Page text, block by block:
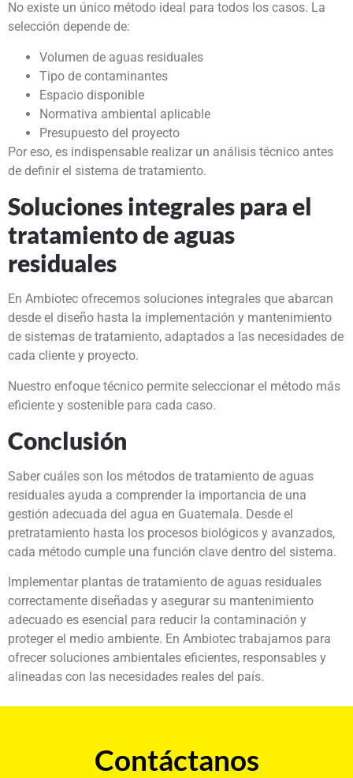
No existe un único método ideal para todos los casos. La
selección depende de:
Volumen de aguas residuales
Tipo de contaminantes
Espacio disponible
Normativa ambiental aplicable
Presupuesto del proyecto
Por eso, es indispensable realizar un análisis técnico antes
de definir el sistema de tratamiento.
Soluciones integrales para el
tratamiento de aguas
residuales
En Ambiotec ofrecemos soluciones integrales que abarcan
desde el diseño hasta la implementación y mantenimiento
de sistemas de tratamiento, adaptados a las necesidades de
cada cliente y proyecto.
Nuestro enfoque técnico permite seleccionar el método más
eficiente y sostenible para cada caso.
Conclusión
Saber cuáles son los métodos de tratamiento de aguas
residuales ayuda a comprender la importancia de una
gestión adecuada del agua en Guatemala. Desde el
pretratamiento hasta los procesos biológicos y avanzados,
cada método cumple una función clave dentro del sistema.
Implementar plantas de tratamiento de aguas residuales
correctamente diseñadas y asegurar su mantenimiento
adecuado es esencial para reducir la contaminación y
proteger el medio ambiente. En Ambiotec trabajamos para
ofrecer soluciones ambientales eficientes, responsables y
alineadas con las necesidades reales del país.
Contáctanos